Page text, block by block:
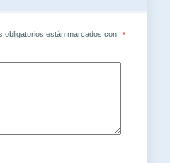
obligatorios están marcados con *